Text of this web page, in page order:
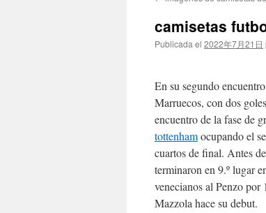
contenido
camisetas
Publicada el 2022年7月21日
En su segundo
Marruecos, con dos
encuentro de la fase de
tottenhamocupando el
cuartos de final. Antes
terminaron en 9.º lugar
venecianos al Penzo
Mazzola hace su debut.